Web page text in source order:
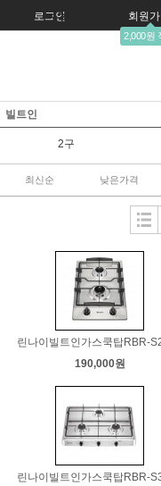
로그인 회원
2,000원
빌트인
2구
최신순 낮은가격
린나이빌트인가스쿡탑RBR-
190,000원
린나이빌트인가스쿡탑RBR-